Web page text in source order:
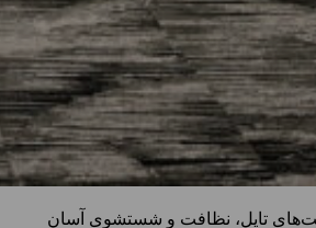
تایل، نظافت و شستشوی آسان